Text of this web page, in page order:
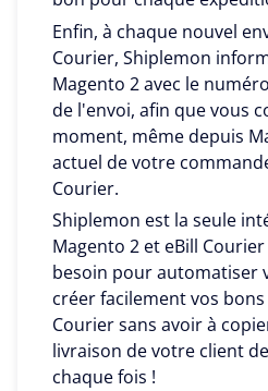
Enfin, à chaque nouvel
Courier, Shiplemon
Magento 2 avec le
de l'envoi, afin que vous
moment, même depuis
actuel de votre
Courier.
Shiplemon est la seule
Magento 2 et eBill
besoin pour automatiser
créer facilement vos
Courier sans avoir à
livraison de votre client
chaque fois !